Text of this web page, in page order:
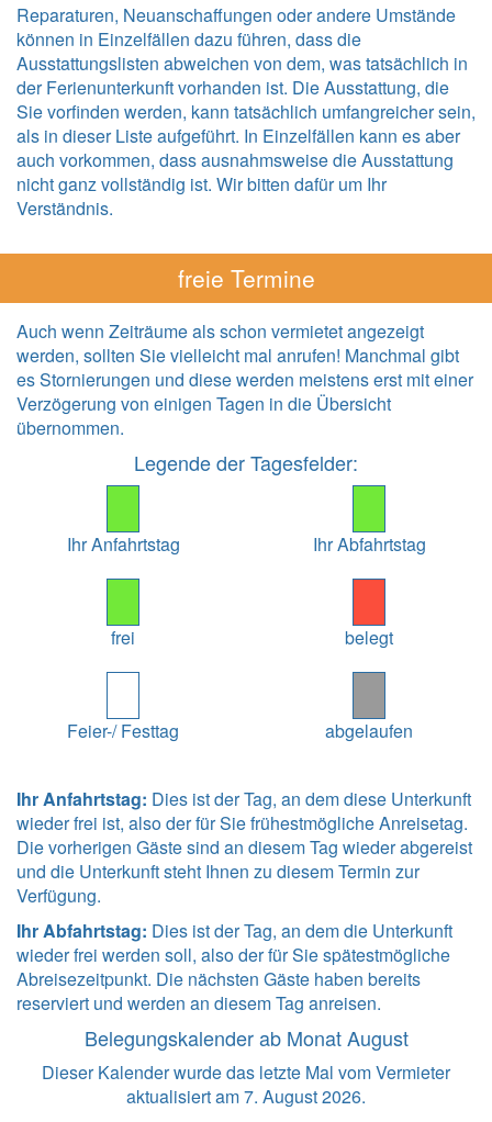
Reparaturen, Neuanschaffungen oder andere Umstände
können in Einzelfällen dazu führen, dass die
Ausstattungslisten abweichen von dem, was tatsächlich in
der Ferienunterkunft vorhanden ist. Die Ausstattung, die
Sie vorfinden werden, kann tatsächlich umfangreicher sein,
als in dieser Liste aufgeführt. In Einzelfällen kann es aber
auch vorkommen, dass ausnahmsweise die Ausstattung
nicht ganz vollständig ist. Wir bitten dafür um Ihr
Verständnis.
freie Termine
Auch wenn Zeiträume als schon vermietet angezeigt
werden, sollten Sie vielleicht mal anrufen! Manchmal gibt
es Stornierungen und diese werden meistens erst mit einer
Verzögerung von einigen Tagen in die Übersicht
übernommen.
Legende der Tagesfelder:
Ihr Anfahrtstag Ihr Abfahrtstag
frei belegt
Feier-/ Festtag abgelaufen
Ihr Anfahrtstag: Dies ist der Tag, an dem diese Unterkunft
wieder frei ist, also der für Sie frühestmögliche Anreisetag.
Die vorherigen Gäste sind an diesem Tag wieder abgereist
und die Unterkunft steht Ihnen zu diesem Termin zur
Verfügung.
Ihr Abfahrtstag: Dies ist der Tag, an dem die Unterkunft
wieder frei werden soll, also der für Sie spätestmögliche
Abreisezeitpunkt. Die nächsten Gäste haben bereits
reserviert und werden an diesem Tag anreisen.
Belegungskalender ab Monat August
Dieser Kalender wurde das letzte Mal vom Vermieter
aktualisiert am 7. August 2026.